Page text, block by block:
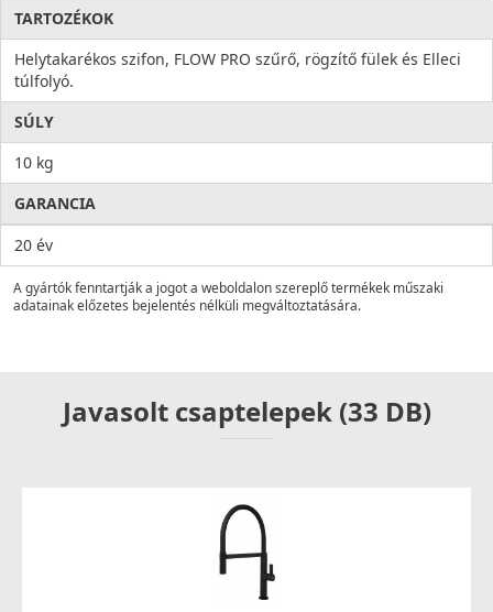
TARTOZÉKOK
Helytakarékos szifon, FLOW PRO szűrő, rögzítő fülek és Elleci
túlfolyó.
SÚLY
10 kg
GARANCIA
20 év
A gyártók fenntartják a jogot a weboldalon szereplő termékek műszaki
adatainak előzetes bejelentés nélküli megváltoztatására.
Javasolt csaptelepek (33 DB)